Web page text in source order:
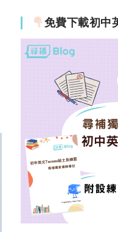
免費下載初中